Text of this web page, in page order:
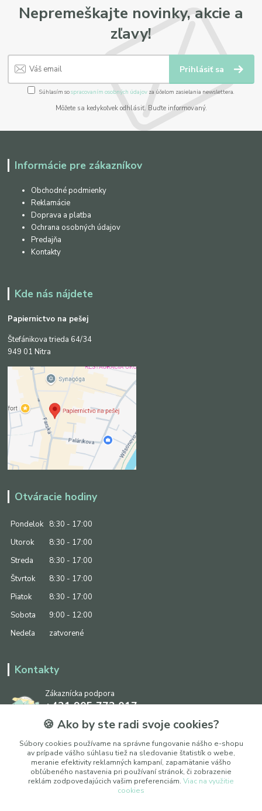
Nepremeškajte novinky, akcie a
zľavy!
Prihlásiť sa
Súhlasím sospracovaním osobných údajov za účelom zasielania newslettera.
Môžete sa kedykoľvek odhlásiť. Buďte informovaný.
Informácie pre zákazníkov
Obchodné podmienky
Reklamácie
Doprava a platba
Ochrana osobných údajov
Predajňa
Kontakty
Kde nás nájdete
Papiernictvo na pešej
Štefánikova trieda 64/34
949 01 Nitra
Otváracie hodiny
Pondelok
8:30 - 17:00
Utorok
8:30 - 17:00
Streda
8:30 - 17:00
Štvrtok
8:30 - 17:00
Piatok
8:30 - 17:00
Sobota
9:00 - 12:00
Nedeľa
zatvorené
Kontakty
Zákaznícka podpora
+421 905 773 017
(Po-Pia, 8:30 - 17:00, So: 9:00 - 12:00)
info@ipapier.sk
🍪 Ako by ste radi svoje cookies?
Súbory cookies používame na správne fungovanie nášho e-shopu
av prípade vášho súhlasu tiež na sledovanie štatistík o webe,
meranie efektivity reklamných kampaní, zapamätanie vášho
obľúbeného nastavenia pri používaní stránok, či zobrazenie
reklám zodpovedajúcich vašim preferenciám. Viac na využitie
cookies